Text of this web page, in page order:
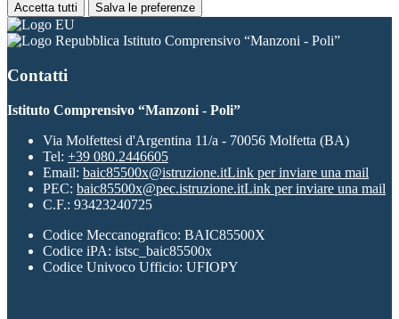
Accetta tutti Salva le preferenze
Istituto Comprensivo “Manzoni - Poli”
Contatti
Istituto Comprensivo “Manzoni - Poli”
Via Molfettesi d'Argentina 11/a - 70056 Molfetta (BA)
Tel: +39 080.2446605
Email: baic85500x@istruzione.itLink per inviare una mail
PEC: baic85500x@pec.istruzione.itLink per inviare una mail
C.F.: 93423240725
Codice Meccanografico: BAIC85500X
Codice iPA: istsc_baic85500x
Codice Univoco Ufficio: UFIOPY